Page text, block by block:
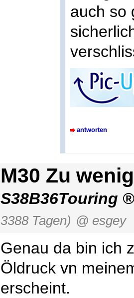
auch so
antworten
M30 Zu
S38B36Touring
3388 Tagen) @ esgey
Genau da bin ich
Öldruck vn
erscheint.